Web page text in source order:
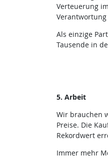
Verteuerung
Als einzige
Tausende in
5. Arbeit
Wir brauchen
Preise. Die
Rekordwert
Immer mehr